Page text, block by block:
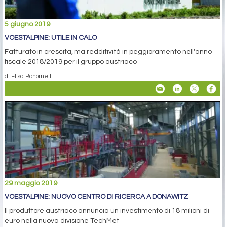
5 giugno 2019
VOESTALPINE: UTILE IN CALO
Fatturato in crescita, ma redditività in peggioramento nell'anno
fiscale 2018/2019 per il gruppo austriaco
di Elisa Bonomelli
29 maggio 2019
VOESTALPINE: NUOVO CENTRO DI RICERCA A DONAWITZ
Il produttore austriaco annuncia un investimento di 18 milioni di
euro nella nuova divisione TechMet